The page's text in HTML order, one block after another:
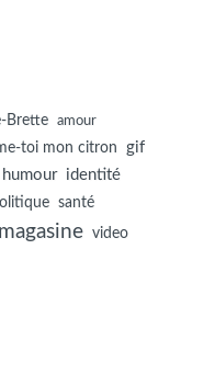
Brette amour
toi mon citron
gif
humour identité
santé
video